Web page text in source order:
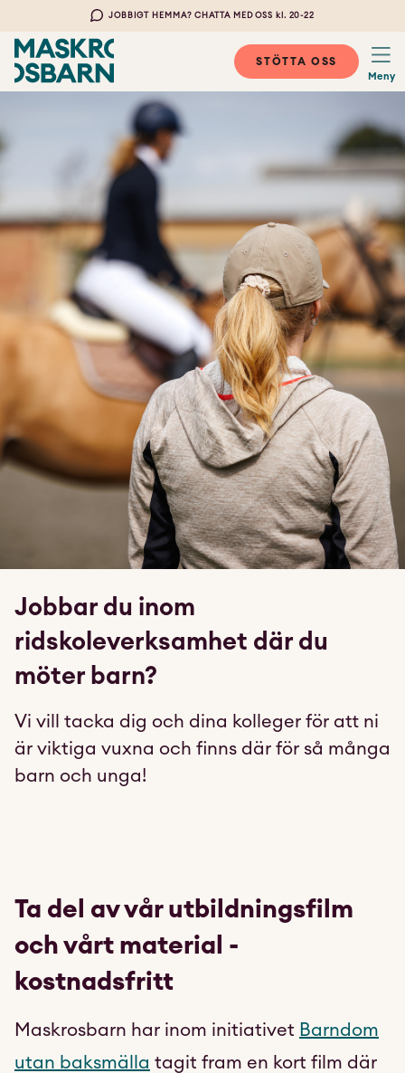
JOBBIGT HEMMA? CHATTA MED OSS kl. 20-22
STÖTTA OSS
Meny
Jobbar du inom
ridskoleverksamhet där du
möter barn?
Vi vill tacka dig och dina kolleger för att ni
är viktiga vuxna och finns där för så många
barn och unga!
Ta del av vår utbildningsfilm
och vårt material -
kostnadsfritt
Maskrosbarn har inom initiativet Barndom
utan baksmälla tagit fram en kort film där